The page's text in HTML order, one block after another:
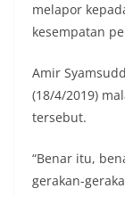
melapor
kesempatan
Amir
(18/4/2019)
tersebut.
“Benar itu,
gerakan-